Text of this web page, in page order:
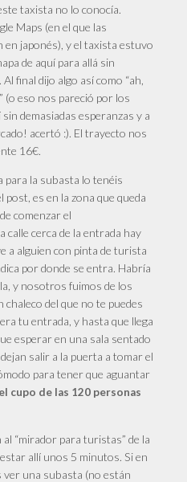
taxista no lo conocía.
Maps (en el que las
en japonés), y el taxista estuvo
de aquí para allá sin
final dijo algo así como “ah,
(o eso nos pareció por los
demasiadas esperanzas y a
acertó :). El trayecto nos
16€.
para la subasta lo tenéis
post, es en la zona que queda
comenzar el
calle cerca de la entrada hay
a alguien con pinta de turista
por donde se entra. Habría
y nosotros fuimos de los
chaleco del que no te puedes
tu entrada, y hasta que llega
esperar en una sala sentado
salir a la puerta a tomar el
para tener que aguantar
el cupo de las 120 personas
“mirador para turistas” de la
allí unos 5 minutos. Si en
una subasta (no están